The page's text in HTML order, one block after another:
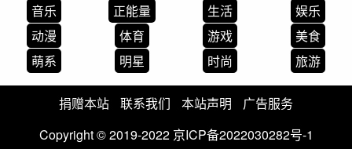
音乐
正能量 生活
娱乐
动漫
体育 游戏
美食
萌系
明星 时尚 旅游
捐赠本站 联系我们 本站声明
广告服务
Copyright © 2019-2022 京ICP备2022030282号-1